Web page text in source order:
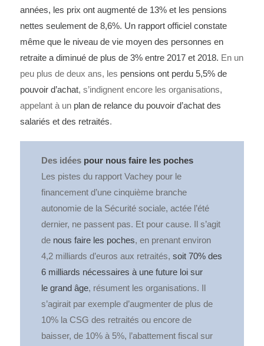
années, les prix ont augmenté de 13% et les pensions
nettes seulement de 8,6%. Un rapport officiel constate
même que le niveau de vie moyen des personnes en
retraite a diminué de plus de 3% entre 2017 et 2018. En un
peu plus de deux ans, les pensions ont perdu 5,5% de
pouvoir d’achat, s’indignent encore les organisations,
appelant à un plan de relance du pouvoir d’achat des
salariés et des retraités.
Des idées pour nous faire les poches
Les pistes du rapport Vachey pour le
financement d’une cinquième branche
autonomie de la Sécurité sociale, actée l’été
dernier, ne passent pas. Et pour cause. Il s’agit
de nous faire les poches, en prenant environ
4,2 milliards d’euros aux retraités,soit 70% des
6 milliards nécessaires à une future loi sur
le grand âge, résument les organisations. Il
s’agirait par exemple d’augmenter de plus de
10% la CSG des retraités ou encore de
baisser, de 10% à 5%, l’abattement fiscal sur